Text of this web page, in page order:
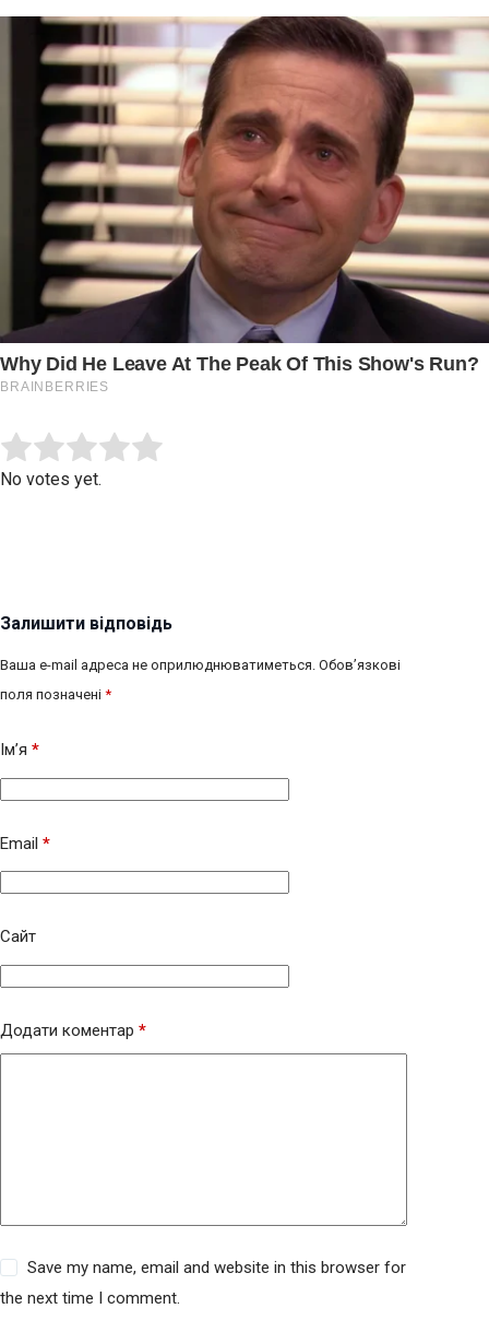
Rate this item:
No votes yet.
Залишити відповідь
Ваша e-mail адреса не оприлюднюватиметься. Обов’язкові
поля позначені *
Ім’я *
Email *
Сайт
Додати коментар *
Save my name, email and website in this browser for
the next time I comment.